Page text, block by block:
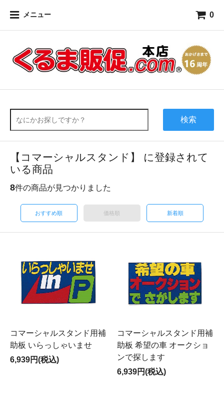
メニュー 0
検索
【コマーシャルスタンド】 に登録されて
いる商品
8件の商品が見つかりました
おすすめ順 価格順 新着順
コマーシャルスタンド用補
助板 いらっしゃいませ
6,939円(税込)
コマーシャルスタンド用補
助板 希望の車 オークショ
ンで探します
6,939円(税込)